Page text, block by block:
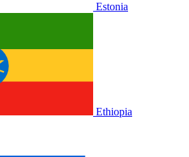
Estonia
Ethiopia